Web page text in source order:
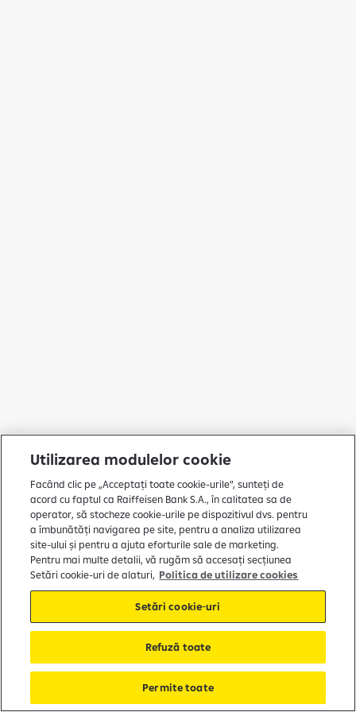
Utilizarea modulelor cookie
Facând clic pe „Acceptați toate cookie-urile”, sunteți de
acord cu faptul ca Raiffeisen Bank S.A., în calitatea sa de
operator, să stocheze cookie-urile pe dispozitivul dvs. pentru
a îmbunătăți navigarea pe site, pentru a analiza utilizarea
site-ului și pentru a ajuta eforturile sale de marketing.
Pentru mai multe detalii, vă rugăm să accesați secțiunea
Setări cookie-uri de alaturi, Politica de utilizare cookies
Setări cookie-uri
Refuză toate
Permite toate